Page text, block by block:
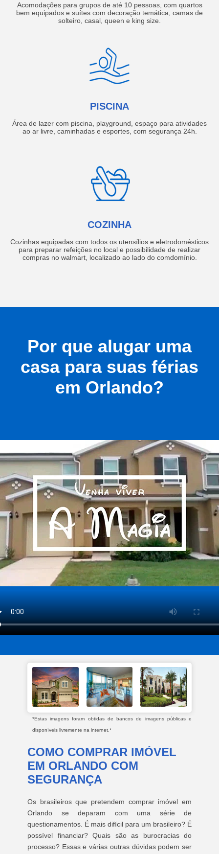
Acomodações para grupos de até 10 pessoas, com quartos
bem equipados e suítes com decoração temática, camas de
solteiro, casal, queen e king size.
PISCINA
Área de lazer com piscina, playground, espaço para atividades
ao ar livre, caminhadas e esportes, com segurança 24h.
COZINHA
Cozinhas equipadas com todos os utensílios e eletrodomésticos
para preparar refeições no local e possibilidade de realizar
compras no walmart, localizado ao lado do comdomínio.
Por que alugar uma
casa para suas férias
em Orlando?
*Estas imagens foram obtidas de bancos de imagens públicas e
disponíveis livremente na internet.*
COMO COMPRAR IMÓVEL
EM ORLANDO COM
SEGURANÇA
Os brasileiros que pretendem comprar imóvel em
Orlando se deparam com uma série de
questionamentos. É mais difícil para um brasileiro? É
possível financiar? Quais são as burocracias do
processo? Essas e várias outras dúvidas podem ser